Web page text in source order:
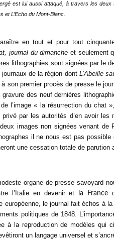
est lui aussi attaqué, à travers les
et L’Echo du Mont-Blanc.
en tout et pour tout
journal du dimanche et seulement
lithographies sont signées par le
de la région dont L’Abeille
son premier procès de presse le
des neuf dernières
de l’image « la résurrection du
par les autorités d’en avoir les
images non signées venant de
il ne nous est pas possible
une cessation totale de parution
organe de presse savoyard
l’Italie en devenir et la France
européenne, le journal fait échos à
politiques de 1848.
à la reproduction de modèles qui
un langage universel et